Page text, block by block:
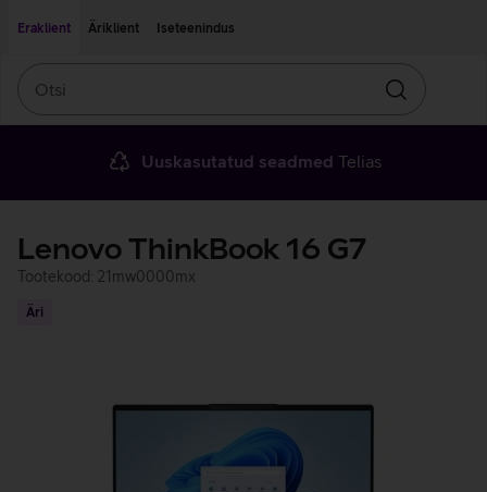
Eraklient
Äriklient Iseteenindus
Otsin
Uuskasutatud seadmed Telias
Lenovo ThinkBook 16 G7
Tootekood: 21mw0000mx
Äri